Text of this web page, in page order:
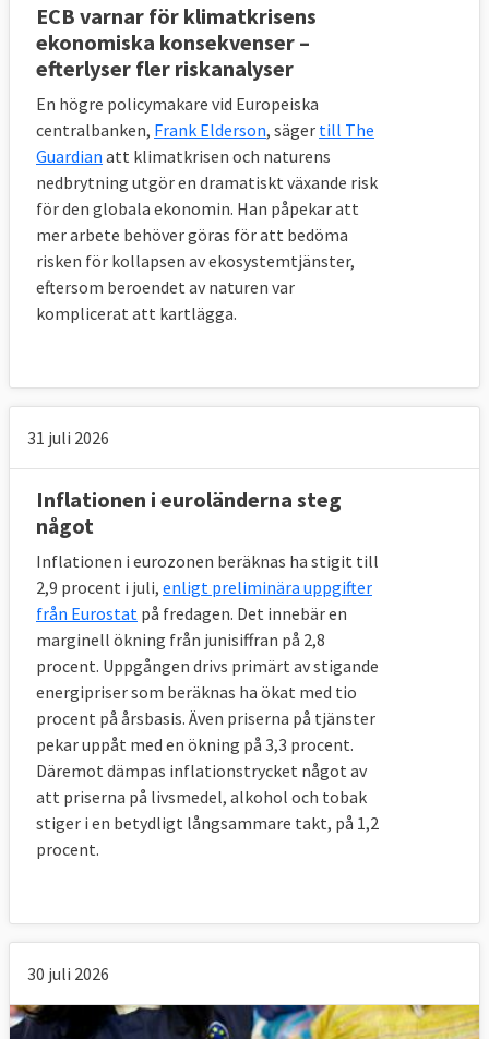
ECB varnar för klimatkrisens
ekonomiska konsekvenser –
efterlyser fler riskanalyser
En högre policymakare vid Europeiska
centralbanken, Frank Elderson, säger till The
Guardian att klimatkrisen och naturens
nedbrytning utgör en dramatiskt växande risk
för den globala ekonomin. Han påpekar att
mer arbete behöver göras för att bedöma
risken för kollapsen av ekosystemtjänster,
eftersom beroendet av naturen var
komplicerat att kartlägga.
31 juli 2026
Inflationen i euroländerna steg
något
Inflationen i eurozonen beräknas ha stigit till
2,9 procent i juli, enligt preliminära uppgifter
från Eurostat på fredagen. Det innebär en
marginell ökning från junisiffran på 2,8
procent. Uppgången drivs primärt av stigande
energipriser som beräknas ha ökat med tio
procent på årsbasis. Även priserna på tjänster
pekar uppåt med en ökning på 3,3 procent.
Däremot dämpas inflationstrycket något av
att priserna på livsmedel, alkohol och tobak
stiger i en betydligt långsammare takt, på 1,2
procent.
30 juli 2026